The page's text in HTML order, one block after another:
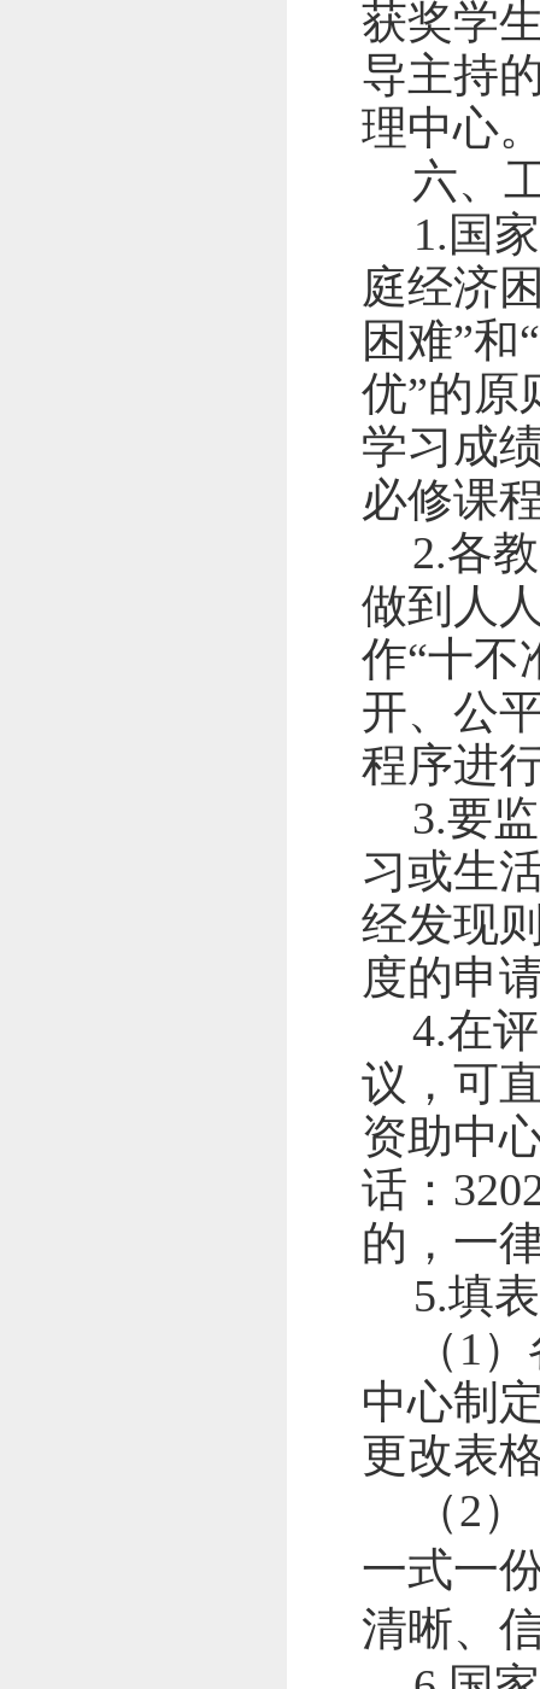
获奖学
导主持
理中心
六、
1.国
庭经济
困难”和
优”的原
学习成
必修课
2.各
做到人
作“十不
开、公
程序进
3.要
习或生
经发现
度的申
4.在
议，可
资助中
话：
的，一
5.填
（ 1
中心制
更改表
（2
一式一
清晰、